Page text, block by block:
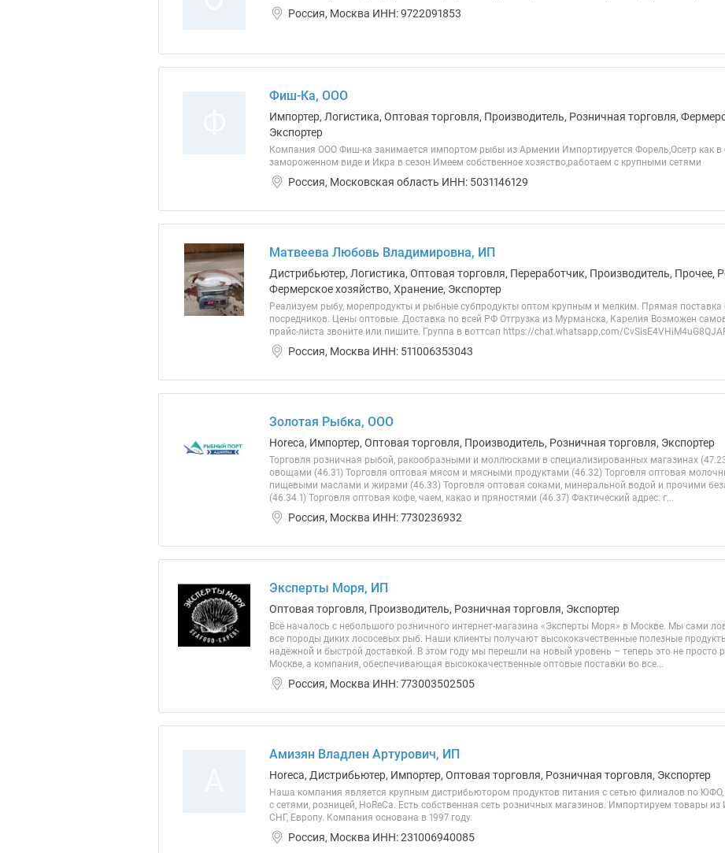
Россия, Москва ИНН: 9722091853
Фиш-Ка, ООО
Импортер, Логистика, Оптовая торговля, Производитель, Розничная торговля,
Экспортер
Компания ООО Фиш-ка занимается импортом рыбы из Армении Импортируется Форель,Осетр как в
замороженном виде и Икра в сезон Имеем собственное хозяство,работаем с крупными сетями
Россия, Московская область ИНН: 5031146129
Матвеева Любовь Владимировна, ИП
Дистрибьютер, Логистика, Оптовая торговля, Переработчик, Производитель, Прочее,
Фермерское хозяйство, Хранение, Экспортер
Реализуем рыбу, морепродукты и рыбные субпродукты оптом крупным и мелким. Прямая поставка
посредников. Цены оптовые. Доставка по всей РФ Отгрузка из Мурманска, Карелия Возможен
прайс-листа звоните или пишите. Группа в воттсап https://chat.whatsapp.com/
Россия, Москва ИНН: 511006353043
Золотая Рыбка, ООО
Horeca, Импортер, Оптовая торговля, Производитель, Розничная торговля, Экспортер
Торговля розничная рыбой, ракообразными и моллюсками в специализированных магазинах
овощами (46.31) Торговля оптовая мясом и мясными продуктами (46.32) Торговля оптовая
пищевыми маслами и жирами (46.33) Торговля оптовая соками, минеральной водой и прочими
(46.34.1) Торговля оптовая кофе, чаем, какао и пряностями (46.37) Фактический адрес: г...
Россия, Москва ИНН: 7730236932
Эксперты Моря, ИП
Оптовая торговля, Производитель, Розничная торговля, Экспортер
Всё началось с небольшого розничного интернет-магазина «Эксперты Моря» в Москве. Мы сами
все породы диких лососевых рыб. Наши клиенты получают высококачественные полезные
надёжной и быстрой доставкой. В этом году мы перешли на новый уровень – теперь это не просто
Москве, а компания, обеспечивающая высококачественные оптовые поставки во все...
Россия, Москва ИНН: 773003502505
Амизян Владлен Артурович, ИП
Horeca, Дистрибьютер, Импортер, Оптовая торговля, Розничная торговля, Экспортер
Наша компания является крупным дистрибьютором продуктов питания с сетью филиалов по ЮФО,
с сетями, розницей, HoReCa. Есть собственная сеть розничных магазинов. Импортируем товары
СНГ, Европу. Компания основана в 1997 году.
Россия, Москва ИНН: 231006940085